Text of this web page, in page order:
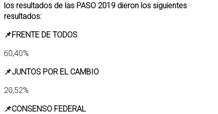
los resultados de las PASO 2019 dieron los siguientes
resultados:
📌FRENTE DE TODOS
60,40%
📌JUNTOS POR EL CAMBIO
20,52%
📌CONSENSO FEDERAL